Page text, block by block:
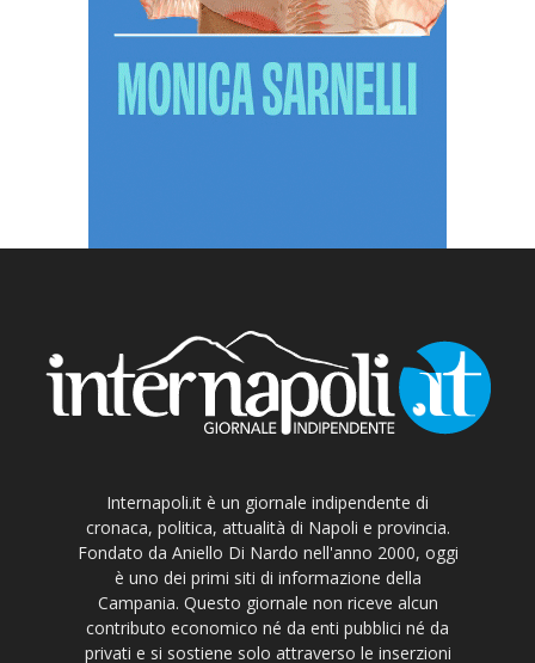
Internapoli.it è un giornale indipendente di
cronaca, politica, attualità di Napoli e provincia.
Fondato da Aniello Di Nardo nell'anno 2000, oggi
è uno dei primi siti di informazione della
Campania. Questo giornale non riceve alcun
contributo economico né da enti pubblici né da
privati e si sostiene solo attraverso le inserzioni